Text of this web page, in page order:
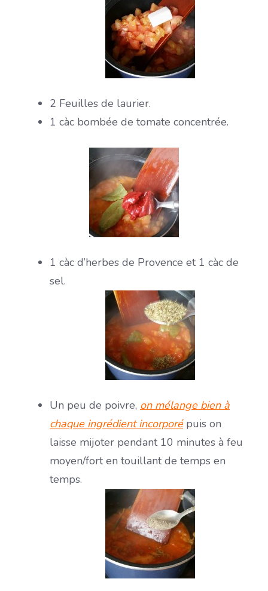
2 Feuilles de laurier.
1 càc bombée de tomate concentrée.
1 càc d’herbes de Provence et 1 càc de
sel.
Un peu de poivre, on mélange bien à
chaque ingrédient incorporépuis on
laisse mijoter pendant 10 minutes à feu
moyen/fort en touillant de temps en
temps.